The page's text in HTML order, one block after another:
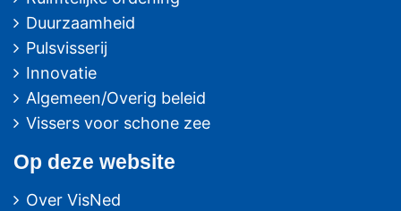
Duurzaamheid
Pulsvisserij
Innovatie
Algemeen/Overig beleid
Vissers voor schone zee
Op deze website
Over VisNed